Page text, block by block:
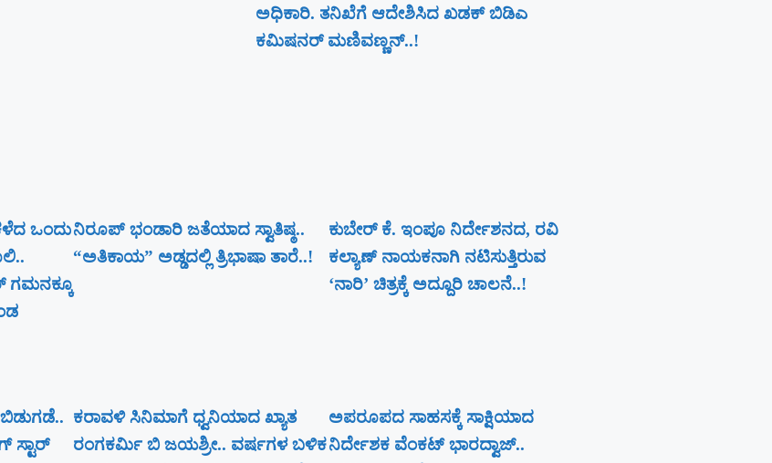
ಅಧಿಕಾರಿ. ತನಿಖೆಗೆ ಆದೇಶಿಸಿದ ಖಡಕ್ ಬಿಡಿಎ
ಕಮಿಷನರ್ ಮಣಿವಣ್ಣನ್​​..!
ಒಂದು
ಗಮನಕ್ಕೂ
ನಿರೂಪ್ ಭಂಡಾರಿ ಜತೆಯಾದ ಸ್ವಾತಿಷ್ಠ..
“ಅತಿಕಾಯ” ಅಡ್ಡದಲ್ಲಿ ತ್ರಿಭಾಷಾ ತಾರೆ..!
ಕುಬೇರ್ ಕೆ. ಇಂಪೂ ನಿರ್ದೇಶನದ, ರವಿ
ಕಲ್ಯಾಣ್‍ ನಾಯಕನಾಗಿ ನಟಿಸುತ್ತಿರುವ
‘ನಾರಿ’ ಚಿತ್ರಕ್ಕೆ ಅದ್ದೂರಿ ಚಾಲನೆ..!
ಸ್ಟಾರ್
ಕರಾವಳಿ ಸಿನಿಮಾಗೆ ಧ್ವನಿಯಾದ ಖ್ಯಾತ
ರಂಗಕರ್ಮಿ ಬಿ ಜಯಶ್ರೀ.. ವರ್ಷಗಳ ಬಳಿಕ
ಅಪರೂಪದ ಸಾಹಸಕ್ಕೆ ಸಾಕ್ಷಿಯಾದ
ನಿರ್ದೇಶಕ ವೆಂಕಟ್ ಭಾರದ್ವಾಜ್..